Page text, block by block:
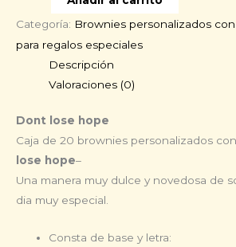
Categoría: Brownies personalizados
para regalos especiales
Descripción
Valoraciones (0)
Dont lose hope
Caja de 20 brownies personalizados
lose hope–
Una manera muy dulce y novedosa de
dia muy especial.
Consta de base y letra: